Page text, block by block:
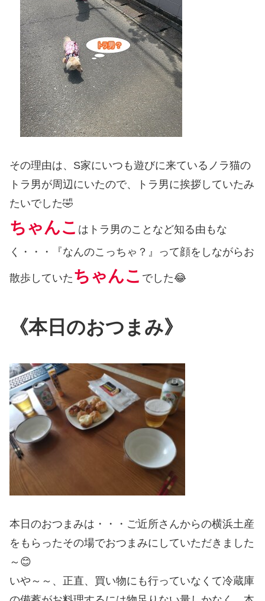
その理由は、S家にいつも遊びに来ているノラ猫の
トラ男が周辺にいたので、トラ男に挨拶していたみ
たいでした🤣
ちゃんこ はトラ男のことなど知る由もな
く・・・『なんのこっちゃ？』って顔をしながらお
散歩していた ちゃんこ でした😂
《本日のおつまみ》
本日のおつまみは・・・ご近所さんからの横浜土産
をもらったその場でおつまみにしていただきました
～😊
いや～～、正直、買い物にも行っていなくて冷蔵庫